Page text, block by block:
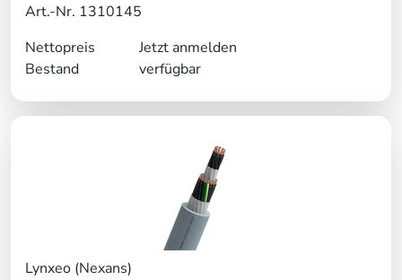
Art.-Nr. 1310145
Nettopreis
Jetzt anmelden
Bestand
verfügbar
Lynxeo (Nexans)